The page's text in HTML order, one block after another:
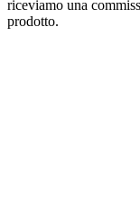
riceviamo una
prodotto.